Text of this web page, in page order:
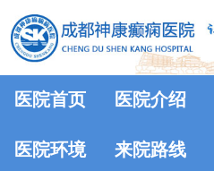
医院首页 医院介绍
医院环境 来院路线